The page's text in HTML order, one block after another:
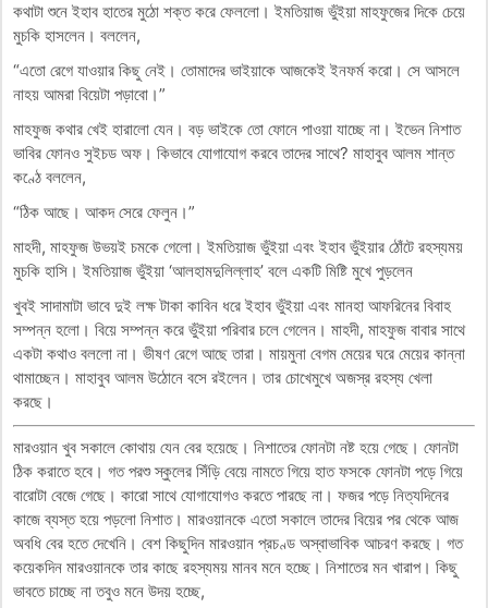
কথাটা শুনে ইহাব হাতের মুঠো শক্ত করে ফেললো। ইমতিয়াজ ভুঁইয়া মাহফুজের দিকে চেয়ে
মুচকি হাসলেন। বললেন,
“এতো রেগে যাওয়ার কিছু নেই। তোমাদের ভাইয়াকে আজকেই ইনফর্ম করো। সে আসলে
নাহয় আমরা বিয়েটা পড়াবো।”
মাহফুজ কথার খেই হারালো যেন। বড় ভাইকে তো ফোনে পাওয়া যাচ্ছে না। ইভেন নিশাত
ভাবির ফোনও সুইচড অফ। কিভাবে যোগাযোগ করবে তাদের সাথে? মাহাবুব আলম শান্ত
কণ্ঠে বললেন,
“ঠিক আছে। আকদ সেরে ফেলুন।”
মাহদী, মাহফুজ উভয়ই চমকে গেলো। ইমতিয়াজ ভুঁইয়া এবং ইহাব ভুঁইয়ার ঠোঁটে রহস্যময়
মুচকি হাসি। ইমতিয়াজ ভুঁইয়া ‘আলহামদুলিল্লাহ’ বলে একটি মিষ্টি মুখে পুড়লেন
খুবই সাদামাটা ভাবে দুই লক্ষ টাকা কাবিন ধরে ইহাব ভুঁইয়া এবং মানহা আফরিনের বিবাহ
সম্পন্ন হলো। বিয়ে সম্পন্ন করে ভুঁইয়া পরিবার চলে গেলেন। মাহদী, মাহফুজ বাবার সাথে
একটা কথাও বললো না। ভীষণ রেগে আছে তারা। মায়মুনা বেগম মেয়ের ঘরে মেয়ের কান্না
থামাচ্ছেন। মাহাবুব আলম উঠোনে বসে রইলেন। তার চোখেমুখে অজস্র রহস্য খেলা
করছে।
মারওয়ান খুব সকালে কোথায় যেন বের হয়েছে। নিশাতের ফোনটা নষ্ট হয়ে গেছে। ফোনটা
ঠিক করাতে হবে। গত পরশু স্কুলের সিঁড়ি বেয়ে নামতে গিয়ে হাত ফসকে ফোনটা পড়ে গিয়ে
বারোটা বেজে গেছে। কারো সাথে যোগাযোগও করতে পারছে না। ফজর পড়ে নিত্যদিনের
কাজে ব্যস্ত হয়ে পড়লো নিশাত। মারওয়ানকে এতো সকালে তাদের বিয়ের পর থেকে আজ
অবধি বের হতে দেখেনি। বেশ কিছুদিন মারওয়ান প্রচণ্ড অস্বাভাবিক আচরণ করছে। গত
কয়েকদিন মারওয়ানকে তার কাছে রহস্যময় মানব মনে হচ্ছে। নিশাতের মন খারাপ। কিছু
ভাবতে চাচ্ছে না তবুও মনে উদয় হচ্ছে,